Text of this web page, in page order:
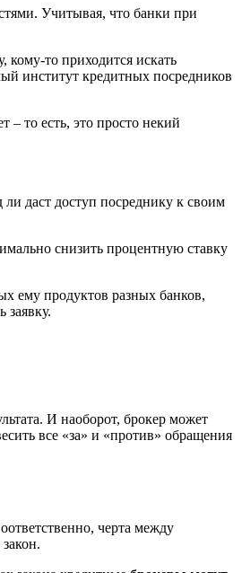
Учитывая, что банки при
то приходится искать
институт кредитных посредников
– то есть, это просто некий
даст доступ посреднику к своим
снизить процентную ставку
ему продуктов разных банков,
заявку.
И наоборот, брокер может
все «за» и «против» обращения
черта между